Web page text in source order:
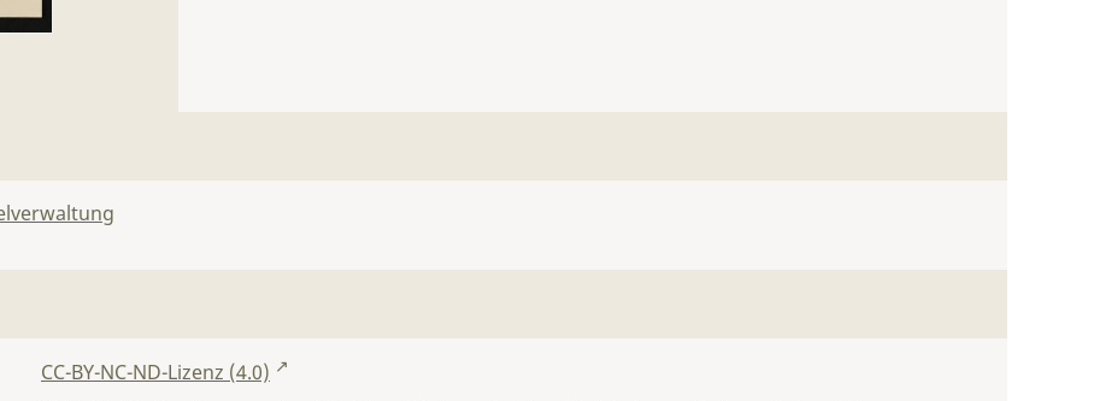
CC-BY-NC-ND-Lizenz (4.0)